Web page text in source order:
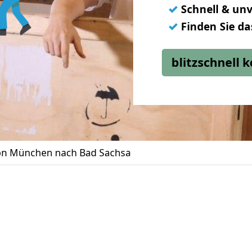
✓ Schnell &
✓ Finden Sie
blitzschnell
München nach Bad Sachsa